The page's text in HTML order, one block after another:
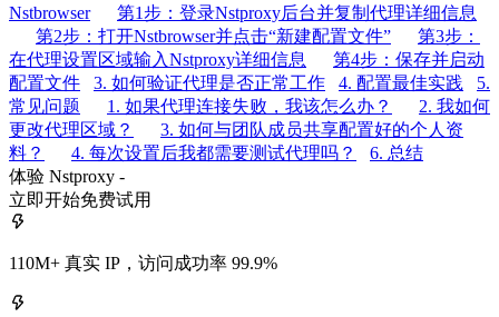
Nstbrowser
第1步：登录Nstproxy后台并复制代理详细信息
第2步：打开Nstbrowser并点击“新建配置文件”
第3步：
在代理设置区域输入Nstproxy详细信息
第4步：保存并启动
配置文件
3. 如何验证代理是否正常工作 4. 配置最佳实践
5.
常见问题
1. 如果代理连接失败，我该怎么办？
2. 我如何
更改代理区域？
3. 如何与团队成员共享配置好的个人资
料？
4. 每次设置后我都需要测试代理吗？
6. 总结
体验 Nstproxy -
立即开始免费试用
110M+ 真实 IP，访问成功率 99.9%